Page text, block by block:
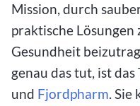
Mission, durch
praktische Lösungen
Gesundheit
genau das tut, ist
und Fjordpharm. Sie